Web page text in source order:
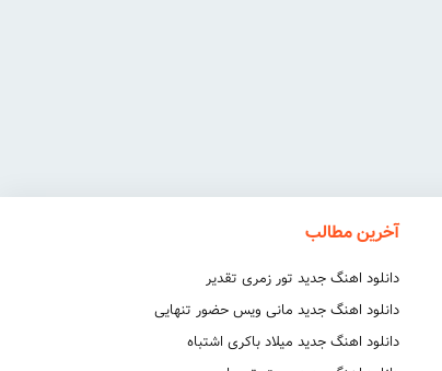
آخرین مطالب
دانلود اهنگ جدید تور زمری تقدیر
دانلود اهنگ جدید مانی ویس حضور تنهایی
دانلود اهنگ جدید میلاد باکری اشتباه